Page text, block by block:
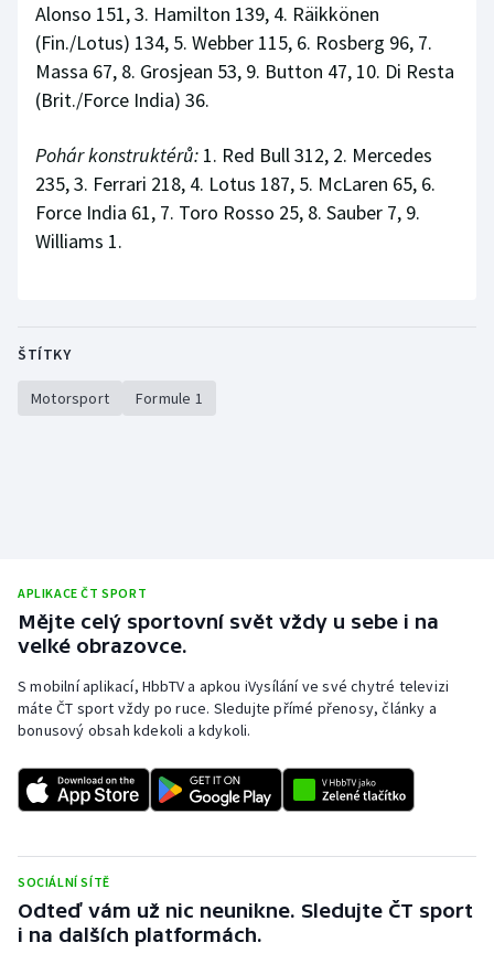
Alonso 151, 3. Hamilton 139, 4. Räikkönen
(Fin./Lotus) 134, 5. Webber 115, 6. Rosberg 96, 7.
Massa 67, 8. Grosjean 53, 9. Button 47, 10. Di Resta
(Brit./Force India) 36.
Pohár konstruktérů: 1. Red Bull 312, 2. Mercedes
235, 3. Ferrari 218, 4. Lotus 187, 5. McLaren 65, 6.
Force India 61, 7. Toro Rosso 25, 8. Sauber 7, 9.
Williams 1.
ŠTÍTKY
Motorsport Formule 1
APLIKACE ČT SPORT
Mějte celý sportovní svět vždy u sebe i na
velké obrazovce.
S mobilní aplikací, HbbTV a apkou iVysílání ve své chytré televizi
máte ČT sport vždy po ruce. Sledujte přímé přenosy, články a
bonusový obsah kdekoli a kdykoli.
SOCIÁLNÍ SÍTĚ
Odteď vám už nic neunikne. Sledujte ČT sport
i na dalších platformách.